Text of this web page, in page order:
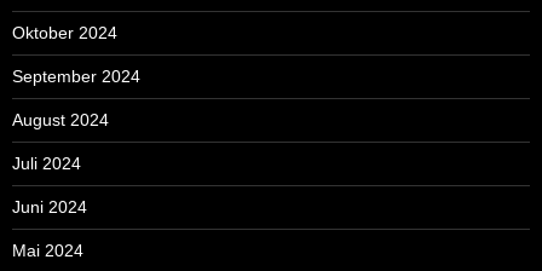
Oktober 2024
September 2024
August 2024
Juli 2024
Juni 2024
Mai 2024